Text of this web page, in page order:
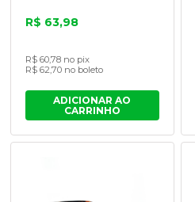
R$ 63,98
R$ 60,78 no pix
R$ 62,70 no boleto
ADICIONAR AO
CARRINHO